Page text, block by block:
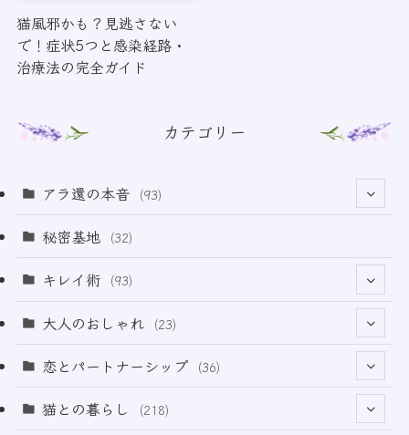
猫風邪かも？見逃さない
で！症状5つと感染経路・
治療法の完全ガイド
カテゴリー
アラ還の本音 (93)
(69)
秘密基地 (32)
キレイ術 (93)
(32)
(49)
大人のおしゃれ (23)
(21)
(2)
恋とパートナーシップ (36)
(33)
猫との暮らし (218)